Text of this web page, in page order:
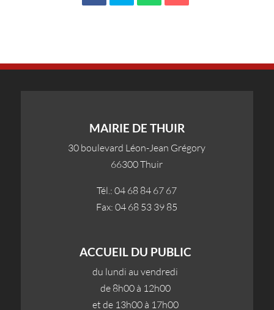
MAIRIE DE THUIR
30 boulevard Léon-Jean Grégory
66300 Thuir
Tél.: 04 68 84 67 67
Fax: 04 68 53 39 85
ACCUEIL DU PUBLIC
du lundi au vendredi
de 8h00 à 12h00
et de 13h00 à 17h00